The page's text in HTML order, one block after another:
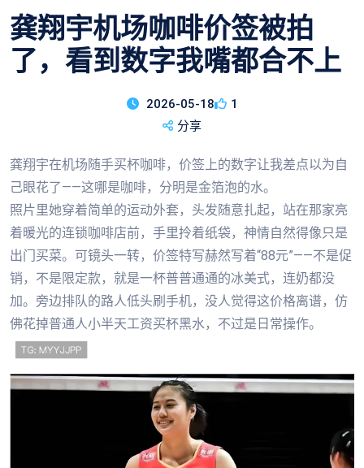
龚翔宇机场咖啡价签被拍
了，看到数字我嘴都合不上
2026-05-18
1
分享
龚翔宇在机场随手买杯咖啡，价签上的数字让我差点以为自
己眼花了——这哪是咖啡，分明是金箔泡的水。
照片里她穿着简单的运动外套，头发随意扎起，站在那家亮
着暖光的连锁咖啡店前，手里拎着纸袋，神情自然得像只是
出门买菜。可镜头一转，价签特写赫然写着“88元”——不是促
销，不是限定款，就是一杯普普通通的冰美式，连奶都没
加。旁边排队的路人低头刷手机，没人觉得这价格离谱，仿
佛花掉普通人小半天工资买杯黑水，不过是日常操作。